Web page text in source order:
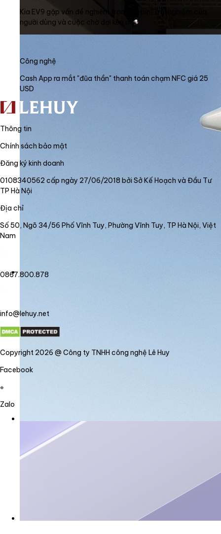
Kia EV9 gặp vấn đề nghiêm trọng về pin: Trải nghiệm của
người dùng và cuộc chờ đợi kéo dài
Công nghệ
Cash App ra mắt "đũa thần" thanh toán chạm NFC giá 25
USD
Thông tin
Chính sách bảo mật
Đăng ký kinh doanh
0108340562 cấp ngày 27/06/2018 bởi Sở Kế Hoạch và Đầu Tư
TP Hà Nội
Địa chỉ
Số 50, Ngõ 34/56 Phố Vĩnh Tuy, Phường Vĩnh Tuy, TP Hà Nội, Việt
Nam
0867.800.878
info@lehuy.net
Copyright 2026 @ Công ty TNHH công nghệ Lê Huy
Facebook
Zalo